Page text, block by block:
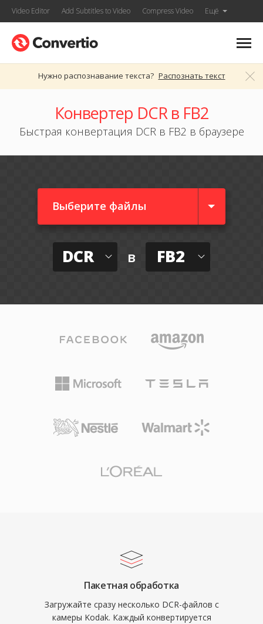
Video Editor Add Subtitles to Video Compress Video Ещё
Нужно распознавание текста? Распознать текст
Конвертер DCR в FB2
Быстрая конвертация DCR в FB2 в браузере
Выберите файлы
DCR в FB2
Пакетная обработка
Загружайте сразу несколько DCR-файлов с
камеры Kodak. Каждый конвертируется